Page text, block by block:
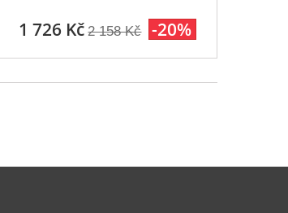
1 726 Kč 2 158 Kč -20%